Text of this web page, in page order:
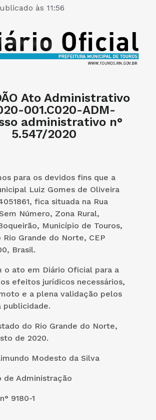
às 11:56
Ato Administrativo
001.C020-ADM-
administrativo n°
5.547/2020
para os devidos fins que a
Luiz Gomes de Oliveira
fica situada na Rua
Número, Zona Rural,
Município de Touros,
Rio Grande do Norte, CEP
Brasil.
o ato em Diário Oficial para a
efeitos jurídicos necessários,
e a plena validação pelos
publicidade.
do Rio Grande do Norte,
de 2020.
Modesto da Silva
de Administração
9180-1
FREQUENTES